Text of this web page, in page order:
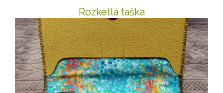
Rozketlá taška